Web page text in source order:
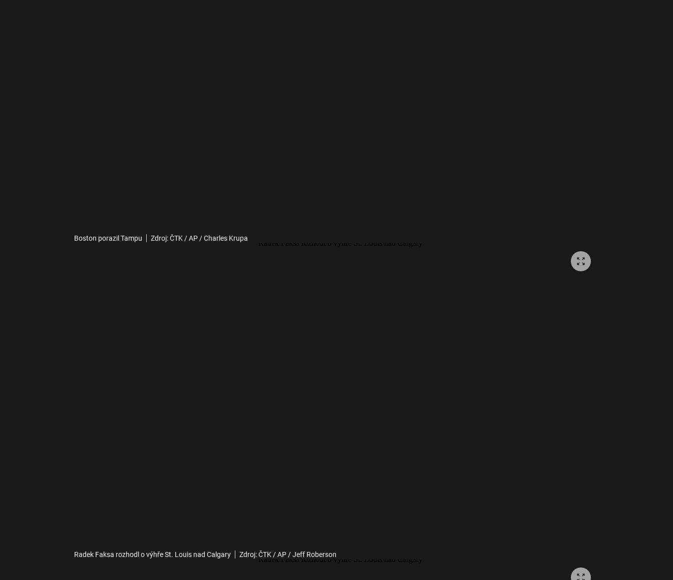
Boston porazil Tampu Zdroj: ČTK / AP / Charles Krupa
Radek Faksa rozhodl o výhře St. Louis nad Calgary Zdroj: ČTK / AP / Jeff Roberson